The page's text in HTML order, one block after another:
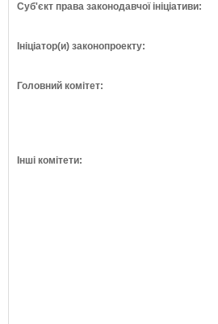
Суб'єкт права законодавчої ініціативи:
Ініціатор(и) законопроекту:
Головний комітет:
Інші комітети: